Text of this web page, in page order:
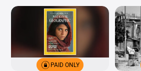
PAID ONLY